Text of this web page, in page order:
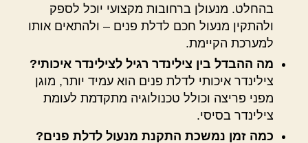
בהחלט. מנעולן ברחובות מקצועי יוכל לספק
ולהתקין מנעול חכם לדלת פנים – ולהתאים אותו
למערכת הקיימת.
מה ההבדל בין צילינדר רגיל לצילינדר איכותי?
צילינדר איכותי לדלת פנים הוא עמיד יותר, מוגן
מפני פריצה וכולל טכנולוגיה מתקדמת לעומת
צילינדר בסיסי.
כמה זמן נמשכת התקנת מנעול לדלת פנים?